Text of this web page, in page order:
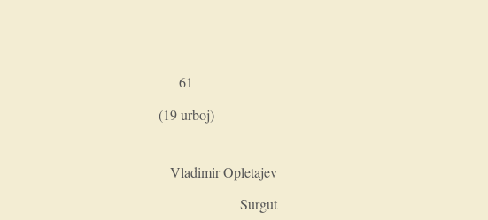
61
(19 urboj)
Vladimir Opletajev
Surgut